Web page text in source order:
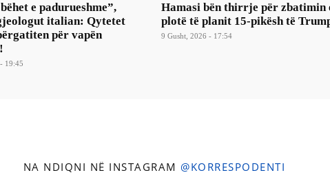
e padurueshme”,
italian: Qytetet
për vapën
19:45
Hamasi bën thirrje për zbatimin
plotë të planit 15-pikësh të
9 Gusht, 2026 - 17:54
NA NDIQNI NË INSTAGRAM @KORRESPODENTI